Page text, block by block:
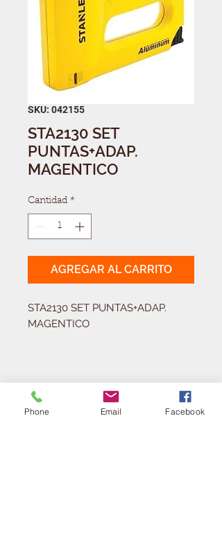
SKU: 042155
STA2130 SET
PUNTAS+ADAP.
MAGENTICO
Cantidad *
AGREGAR AL CARRITO
STA2130 SET PUNTAS+ADAP.
MAGENTICO
¿Necesitas equipar tu
ferretería?
Phone Email Facebook